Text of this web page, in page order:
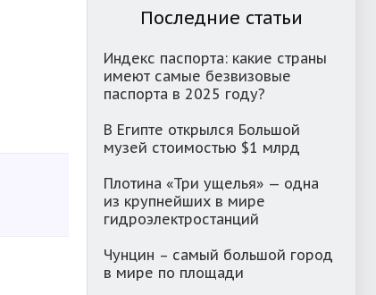
Последние статьи
Индекс паспорта: какие страны
имеют самые безвизовые
паспорта в 2025 году?
В Египте открылся Большой
музей стоимостью $1 млрд
Плотина «Три ущелья» — одна
из крупнейших в мире
гидроэлектростанций
Чунцин – самый большой город
в мире по площади